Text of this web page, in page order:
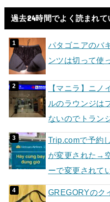
過去24時間でよく読まれて
パタゴニアのバ
ンツは切って使
【マニラ】ニノ
ルのラウンジは
ないのでトラン
Trip.comで予約
が変更された→
ーで変更されて
GREGORYのク